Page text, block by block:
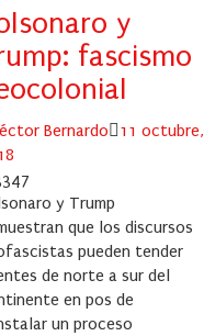
y
fascismo
Bernardo
Posted
11 octubre,
y Trump
que los discursos
pueden tender
de norte a sur del
en pos de
un proceso